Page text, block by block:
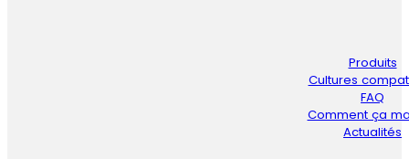
Produits
Cultures
FAQ
Comment ça
Actualités